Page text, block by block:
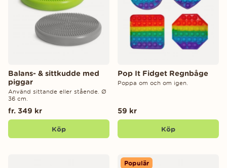
Balans- & sittkudde med
piggar
Använd sittande eller stående. Ø
36 cm.
fr. 349 kr
Köp
Pop It Fidget Regnbåge
Poppa om och om igen.
59 kr
Köp
Populär